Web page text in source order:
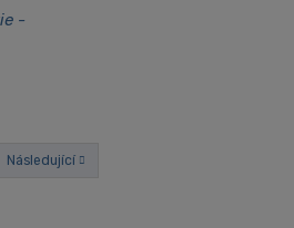
Následující